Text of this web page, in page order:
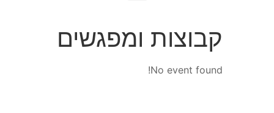
קבוצות ומפגשים
No event found!